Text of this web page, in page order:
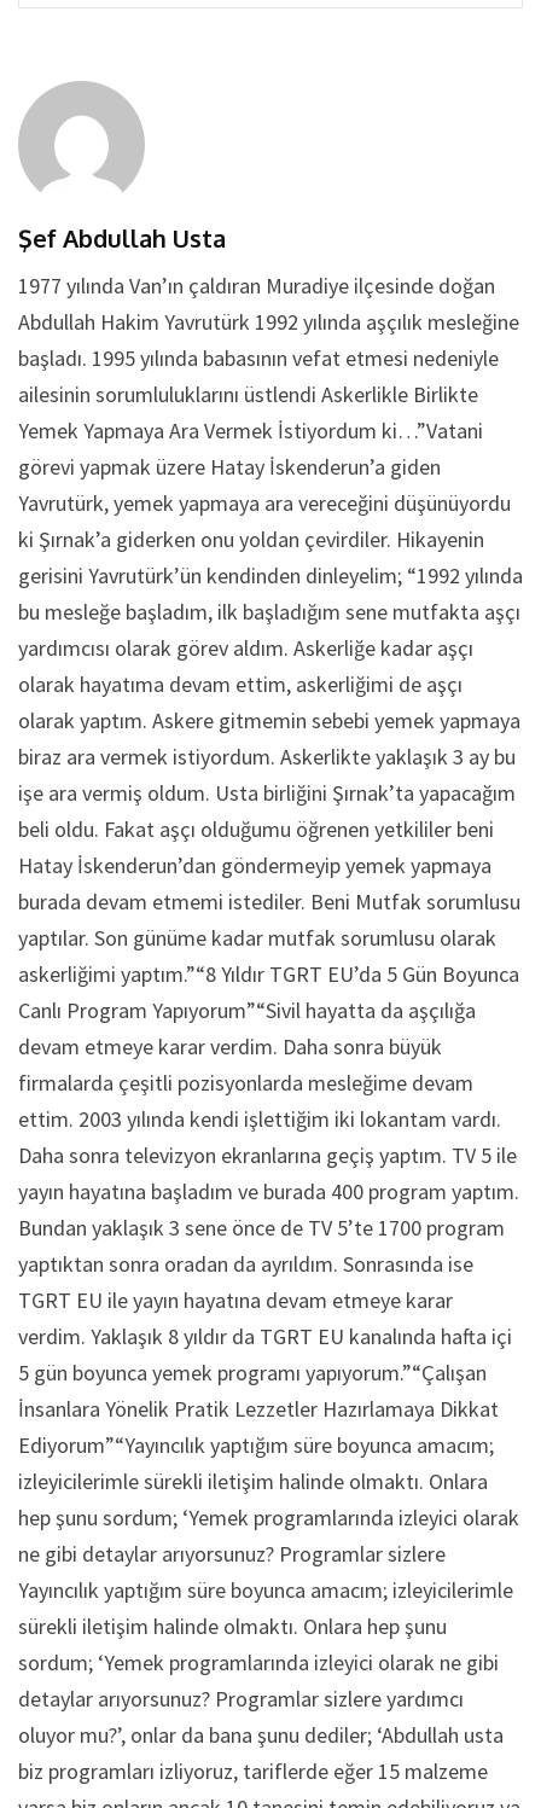
Şef Abdullah Usta
1977 yılında Van’ın çaldıran Muradiye ilçesinde doğan
Abdullah Hakim Yavrutürk 1992 yılında aşçılık mesleğine
başladı. 1995 yılında babasının vefat etmesi nedeniyle
ailesinin sorumluluklarını üstlendi Askerlikle Birlikte
Yemek Yapmaya Ara Vermek İstiyordum ki…”Vatani
görevi yapmak üzere Hatay İskenderun’a giden
Yavrutürk, yemek yapmaya ara vereceğini düşünüyordu
ki Şırnak’a giderken onu yoldan çevirdiler. Hikayenin
gerisini Yavrutürk’ün kendinden dinleyelim; “1992 yılında
bu mesleğe başladım, ilk başladığım sene mutfakta aşçı
yardımcısı olarak görev aldım. Askerliğe kadar aşçı
olarak hayatıma devam ettim, askerliğimi de aşçı
olarak yaptım. Askere gitmemin sebebi yemek yapmaya
biraz ara vermek istiyordum. Askerlikte yaklaşık 3 ay bu
işe ara vermiş oldum. Usta birliğini Şırnak’ta yapacağım
beli oldu. Fakat aşçı olduğumu öğrenen yetkililer beni
Hatay İskenderun’dan göndermeyip yemek yapmaya
burada devam etmemi istediler. Beni Mutfak sorumlusu
yaptılar. Son günüme kadar mutfak sorumlusu olarak
askerliğimi yaptım.”“8 Yıldır TGRT EU’da 5 Gün Boyunca
Canlı Program Yapıyorum”“Sivil hayatta da aşçılığa
devam etmeye karar verdim. Daha sonra büyük
firmalarda çeşitli pozisyonlarda mesleğime devam
ettim. 2003 yılında kendi işlettiğim iki lokantam vardı.
Daha sonra televizyon ekranlarına geçiş yaptım. TV 5 ile
yayın hayatına başladım ve burada 400 program yaptım.
Bundan yaklaşık 3 sene önce de TV 5’te 1700 program
yaptıktan sonra oradan da ayrıldım. Sonrasında ise
TGRT EU ile yayın hayatına devam etmeye karar
verdim. Yaklaşık 8 yıldır da TGRT EU kanalında hafta içi
5 gün boyunca yemek programı yapıyorum.”“Çalışan
İnsanlara Yönelik Pratik Lezzetler Hazırlamaya Dikkat
Ediyorum”“Yayıncılık yaptığım süre boyunca amacım;
izleyicilerimle sürekli iletişim halinde olmaktı. Onlara
hep şunu sordum; ‘Yemek programlarında izleyici olarak
ne gibi detaylar arıyorsunuz? Programlar sizlere
Yayıncılık yaptığım süre boyunca amacım; izleyicilerimle
sürekli iletişim halinde olmaktı. Onlara hep şunu
sordum; ‘Yemek programlarında izleyici olarak ne gibi
detaylar arıyorsunuz? Programlar sizlere yardımcı
oluyor mu?’, onlar da bana şunu dediler; ‘Abdullah usta
biz programları izliyoruz, tariflerde eğer 15 malzeme